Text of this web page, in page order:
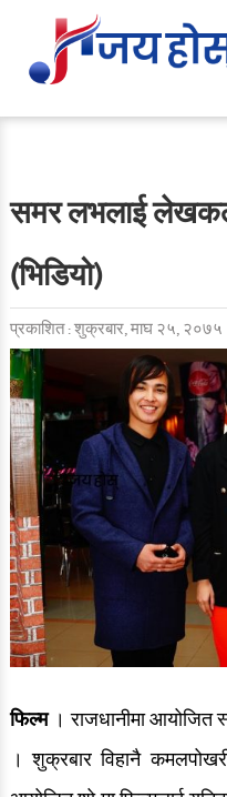
समर लभलाई लेखकले
(भिडियो)
प्रकाशित : शुक्रबार, माघ २५, २०७५
फिल्म। राजधानीमा आयोजित
। शुक्रबार विहानै